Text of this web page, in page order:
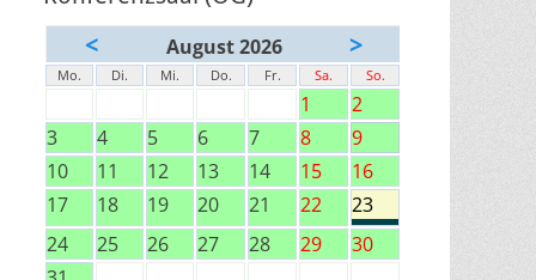
< August 2026 >
Mo. Di. Mi. Do. Fr. Sa. So.
1
2
3
4 5 6 7 8
9
10
11 12 13 14 15
16
17
18 19 20 21 22
23
24
25 26 27 28 29
30